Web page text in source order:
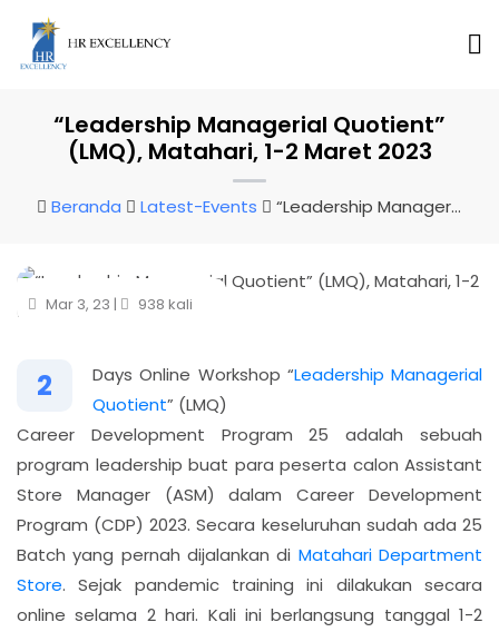
“Leadership Managerial Quotient”
(LMQ), Matahari, 1-2 Maret 2023
Beranda Latest-Events “Leadership Managerial Quotient” (LMQ), Matahari, 1-2 Maret 2023
Mar 3, 23 | 938 kali
2 Days Online Workshop “Leadership Managerial
Quotient” (LMQ)
Career Development Program 25 adalah sebuah
program leadership buat para peserta calon Assistant
Store Manager (ASM) dalam Career Development
Program (CDP) 2023. Secara keseluruhan sudah ada 25
Batch yang pernah dijalankan di Matahari Department
Store. Sejak pandemic training ini dilakukan secara
online selama 2 hari. Kali ini berlangsung tanggal 1-2